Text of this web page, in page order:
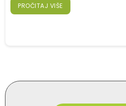
PROČITAJ VIŠE